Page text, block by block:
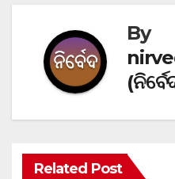
By
Related Post